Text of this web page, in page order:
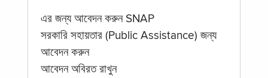
এর জন্য আবেদন করুন SNAP
সরকারি সহায়তার (Public Assistance) জন্য
আবেদন করুন
আবেদন অবিরত রাখুন